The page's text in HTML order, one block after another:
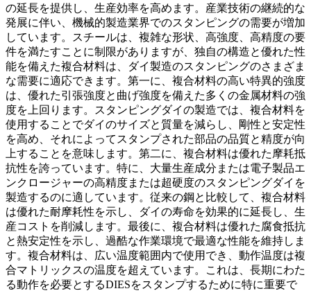
の延長を提供し、生産効率を高めます。産業技術の継続的な
発展に伴い、機械的製造業界でのスタンピングの需要が増加
しています。スチールは、複雑な形状、高強度、高精度の要
件を満たすことに制限がありますが、独自の構造と優れた性
能を備えた複合材料は、ダイ製造のスタンピングのさまざま
な需要に適応できます。第一に、複合材料の高い特異的強度
は、優れた引張強度と曲げ強度を備えた多くの金属材料の強
度を上回ります。スタンピングダイの製造では、複合材料を
使用することでダイのサイズと質量を減らし、剛性と安定性
を高め、それによってスタンプされた部品の品質と精度が向
上することを意味します。第二に、複合材料は優れた摩耗抵
抗性を誇っています。特に、大量生産成分または電子製品エ
ンクロージャーの高精度または超硬度のスタンピングダイを
製造するのに適しています。従来の鋼と比較して、複合材料
は優れた耐摩耗性を示し、ダイの寿命を効果的に延長し、生
産コストを削減します。最後に、複合材料は優れた腐食抵抗
と熱安定性を示し、過酷な作業環境で最適な性能を維持しま
す。複合材料は、広い温度範囲内で使用でき、動作温度は複
合マトリックスの温度を超えています。これは、長期にわた
る動作を必要とするDIESをスタンプするために特に重要で